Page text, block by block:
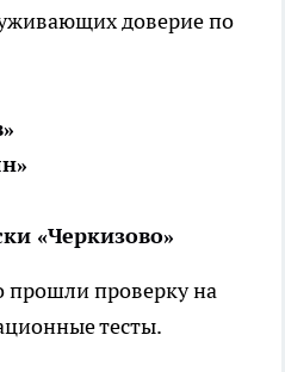
доверие по
«Черкизово»
прошли проверку на
тесты.